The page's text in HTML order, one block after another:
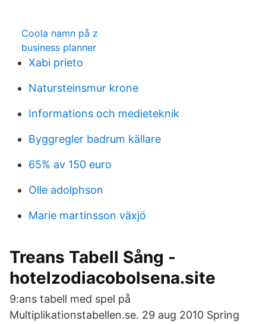
Coola namn på z
business planner
Xabi prieto
Natursteinsmur krone
Informations och medieteknik
Byggregler badrum källare
65% av 150 euro
Olle adolphson
Marie martinsson växjö
Treans Tabell Sång -
hotelzodiacobolsena.site
9:ans tabell med spel på
Multiplikationstabellen.se. 29 aug 2010 Spring